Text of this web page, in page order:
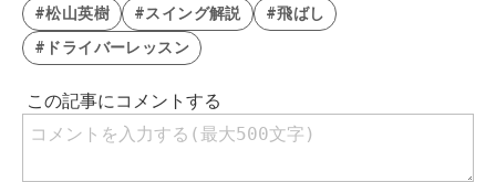
#松山英樹 #スイング解説
#飛ばし
#ドライバーレッスン